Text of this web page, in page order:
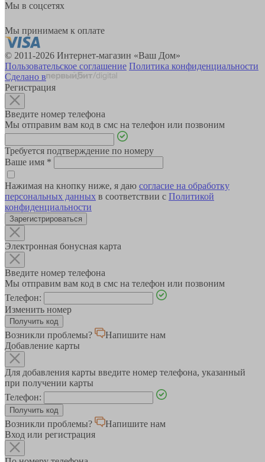
Мы в соцсетях
Мы принимаем к оплате
© 2011-2026 Интернет-магазин «Ваш Дом»
Пользовательское соглашение Политика конфиденциальности
Сделано в
Регистрация
Введите номер телефона
Мы отправим вам код в смс на телефон или позвоним
Требуется подтверждение по номеру
Ваше имя *
Нажимая на кнопку ниже, я даю согласие на обработку
персональных данных в соответствии с Политикой
конфиденциальности
Зарегистрироваться
Электронная бонусная карта
Введите номер телефона
Мы отправим вам код в смс на телефон или позвоним
Телефон:
Изменить номер
Возникли проблемы?
Напишите нам
Добавление карты
Для добавления карты введите номер телефона, указанный
при получении карты
Телефон:
Возникли проблемы?
Напишите нам
Вход или регистрация